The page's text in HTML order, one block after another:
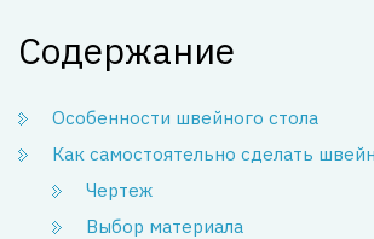
Содержание
Особенности швейного стола
Как самостоятельно сделать
Чертеж
Выбор материала